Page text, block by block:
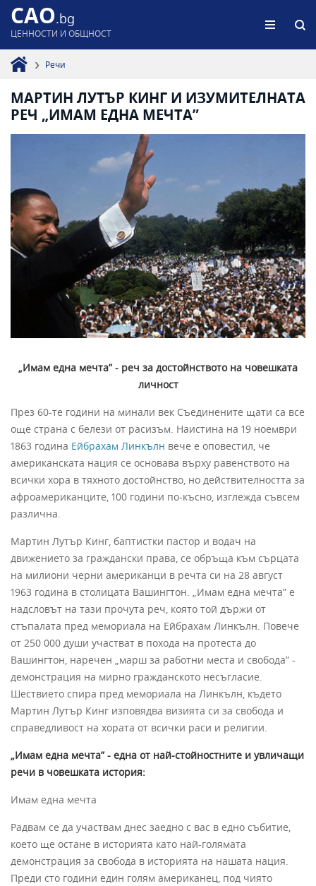
CAO.bg
ЦЕННОСТИ И ОБЩНОСТ
Речи
МАРТИН ЛУТЪР КИНГ И ИЗУМИТЕЛНАТА
РЕЧ „ИМАМ ЕДНА МЕЧТА”
„Имам една мечта” - реч за достойнството на човешката
личност
През 60-те години на минали век Съединените щати са все
още страна с белези от расизъм. Наистина на 19 ноември
1863 година Ейбрахам Линкълн вече е оповестил, че
американската нация се основава върху равенството на
всички хора в тяхното достойнство, но действителността за
афроамериканците, 100 години по-късно, изглежда съвсем
различна.
Мартин Лутър Кинг, баптистки пастор и водач на
движението за граждански права, се обръща към сърцата
на милиони черни американци в речта си на 28 август
1963 година в столицата Вашингтон. „Имам една мечта” е
надсловът на тази прочута реч, която той държи от
стъпалата пред мемориала на Ейбрахам Линкълн. Повече
от 250 000 души участват в похода на протеста до
Вашингтон, наречен „марш за работни места и свобода” -
демонстрация на мирно гражданското несъгласие.
Шествието спира пред мемориала на Линкълн, където
Мартин Лутър Кинг изповядва визията си за свобода и
справедливост на хората от всички раси и религии.
„Имам една мечта” - една от най-стойностните и увличащи
речи в човешката история:
Имам една мечта
Радвам се да участвам днес заедно с вас в едно събитие,
което ще остане в историята като най-голямата
демонстрация за свобода в историята на нашата нация.
Преди сто години един голям американец, под чиято